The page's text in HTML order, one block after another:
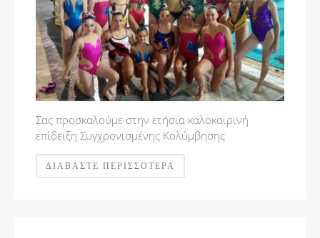
Σας προσκαλούμε στην ετήσια καλοκαιρινή
επίδειξη Συγχρονισμένης Κολύμβησης
ΔΙΑΒΆΣΤΕ ΠΕΡΙΣΣΌΤΕΡΑ